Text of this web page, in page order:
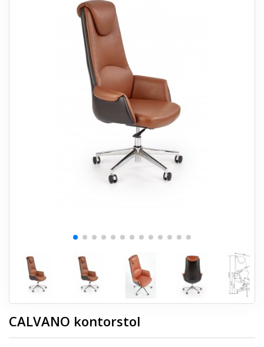
SPAR PENGE PÅ UDVALGTE VARER
CALVANO kontorstol